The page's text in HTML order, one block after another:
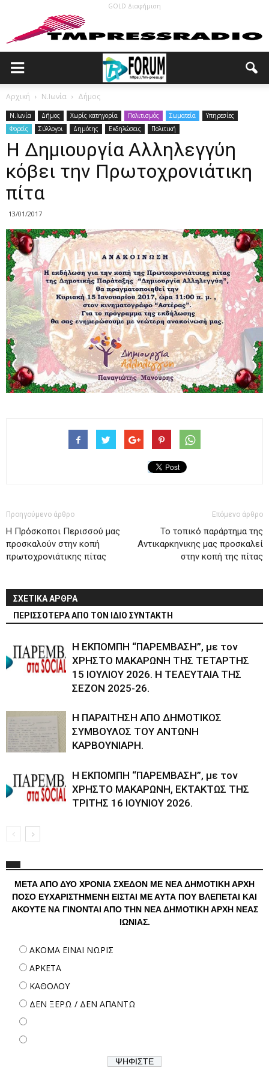
GOLD Διαφήμιση
Αρχική N.Ιωνία Δήμος
N.Ιωνία Δήμος Χωρίς κατηγορία Πολιτισμός Σωματεία
Υπηρεσίες
Φορείς
Σύλλογοι Δημότης Εκδηλώσεις Πολιτική
Η Δημιουργία Αλληλεγγύη
κόβει την Πρωτοχρονιάτικη
πίτα
13/01/2017
Προηγούμενο άρθρο
Η Πρόσκοποι Περισσού μας
προσκαλούν στην κοπή
πρωτοχρονιάτικης πίτας
Επόμενο άρθρο
Το τοπικό παράρτημα της
Αντικαρκηνικης μας προσκαλεί
στην κοπή της πίτας
ΣΧΕΤΙΚΑ ΑΡΘΡΑ
ΠΕΡΙΣΣΟΤΕΡΑ ΑΠΟ ΤΟΝ ΙΔΙΟ ΣΥΝΤΑΚΤΗ
Η ΕΚΠΟΜΠΗ “ΠΑΡΕΜΒΑΣΗ”, με τον
ΧΡΗΣΤΟ ΜΑΚΑΡΩΝΗ ΤΗΣ ΤΕΤΑΡΤΗΣ
15 ΙΟΥΛΙΟΥ 2026. Η ΤΕΛΕΥΤΑΙΑ ΤΗΣ
ΣΕΖΟΝ 2025-26.
Η ΠΑΡΑΙΤΗΣΗ ΑΠΟ ΔΗΜΟΤΙΚΟΣ
ΣΥΜΒΟΥΛΟΣ ΤΟΥ ΑΝΤΩΝΗ
ΚΑΡΒΟΥΝΙΑΡΗ.
Η ΕΚΠΟΜΠΗ “ΠΑΡΕΜΒΑΣΗ”, με τον
ΧΡΗΣΤΟ ΜΑΚΑΡΩΝΗ, ΕΚΤΑΚΤΩΣ ΤΗΣ
ΤΡΙΤΗΣ 16 ΙΟΥΝΙΟΥ 2026.
ΜΕΤΑ ΑΠΟ ΔΥΟ ΧΡΟΝΙΑ ΣΧΕΔΟΝ ΜΕ ΝΕΑ ΔΗΜΟΤΙΚΗ ΑΡΧΗ
ΠΟΣΟ ΕΥΧΑΡΙΣΤΗΜΕΝΗ ΕΙΣΤΑΙ ΜΕ ΑΥΤΑ ΠΟΥ ΒΛΕΠΕΤΑΙ ΚΑΙ
ΑΚΟΥΤΕ ΝΑ ΓΙΝΟΝΤΑΙ ΑΠΟ ΤΗΝ ΝΕΑ ΔΗΜΟΤΙΚΗ ΑΡΧΗ ΝΕΑΣ
ΙΩΝΙΑΣ.
ΑΚΟΜΑ ΕΙΝΑΙ ΝΩΡΙΣ
ΑΡΚΕΤΑ
ΚΑΘΟΛΟΥ
ΔΕΝ ΞΕΡΩ / ΔΕΝ ΑΠΑΝΤΩ